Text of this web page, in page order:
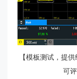
【模板测试，提
可